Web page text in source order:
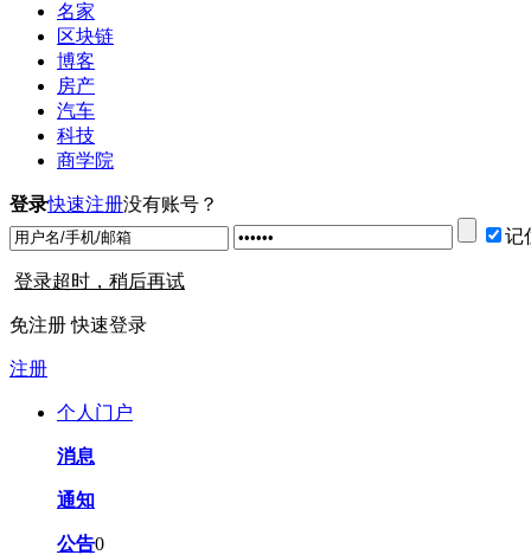
名家
区块链
博客
房产
汽车
科技
商学院
登录快速注册没有账号？
记
登录超时，稍后再试
免注册 快速登录
注册
个人门户
消息
通知
公告0